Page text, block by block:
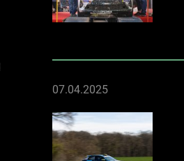
07.04.2025